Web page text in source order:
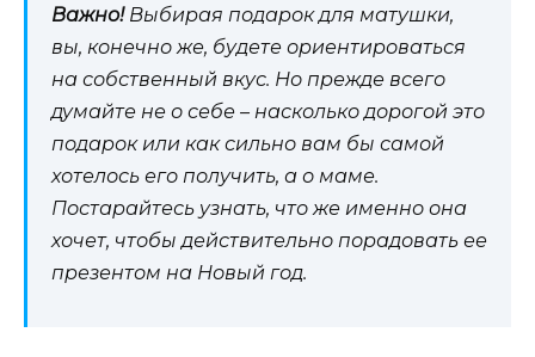
Важно!Выбирая подарок для матушки,
вы, конечно же, будете ориентироваться
на собственный вкус. Но прежде всего
думайте не о себе – насколько дорогой это
подарок или как сильно вам бы самой
хотелось его получить, а о маме.
Постарайтесь узнать, что же именно она
хочет, чтобы действительно порадовать ее
презентом на Новый год.